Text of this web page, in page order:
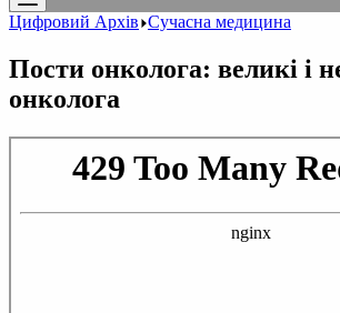
Цифровий Архів Сучасна медицина
Пости онколога: великі і
онколога